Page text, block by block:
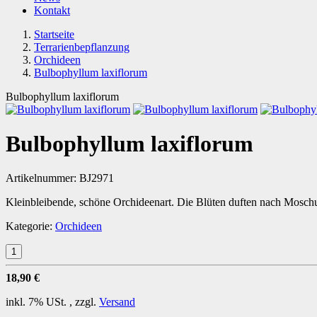
Kontakt
Startseite
Terrarienbepflanzung
Orchideen
Bulbophyllum laxiflorum
Bulbophyllum laxiflorum
Bulbophyllum laxiflorum
Artikelnummer: BJ2971
Kleinbleibende, schöne Orchideenart. Die Blüten duften nach
Kategorie: Orchideen
18,90 €
inkl. 7% USt. , zzgl. Versand